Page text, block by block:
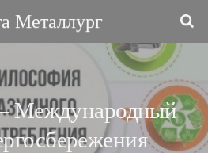
Металлург
Международный